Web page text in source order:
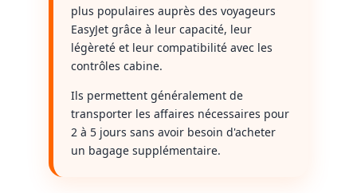
plus populaires auprès des voyageurs
EasyJet grâce à leur capacité, leur
légèreté et leur compatibilité avec les
contrôles cabine.
Ils permettent généralement de
transporter les affaires nécessaires pour
2 à 5 jours sans avoir besoin d'acheter
un bagage supplémentaire.